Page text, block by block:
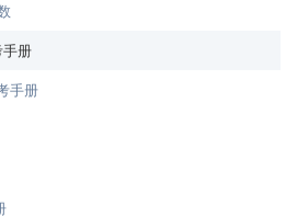
手册
手册